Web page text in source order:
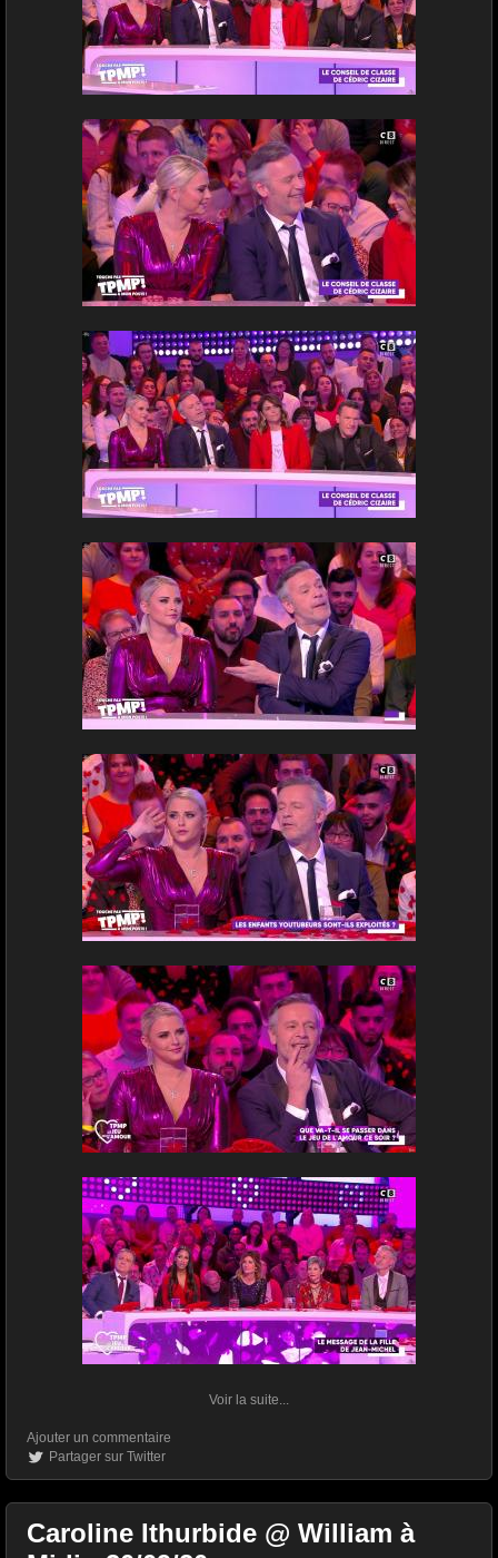
Voir la suite...
Ajouter un commentaire
Partager sur Twitter
Caroline Ithurbide @ William à